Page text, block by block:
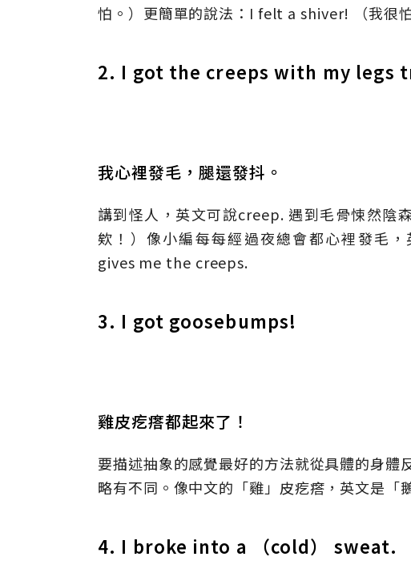
怕。）更簡單的說法：I felt a shiver! （我很怕
2. I got the creeps with my legs
我心裡發毛，腿還發抖。
講到怪人，英文可說creep. 遇到毛骨悚然
欸！）像小編每每經過夜總會都心裡發毛
gives me the creeps.
3. I got goosebumps!
雞皮疙瘩都起來了！
要描述抽象的感覺最好的方法就從具體的身
略有不同。像中文的「雞」皮疙瘩，英文是「
4. I broke into a （cold） sweat.